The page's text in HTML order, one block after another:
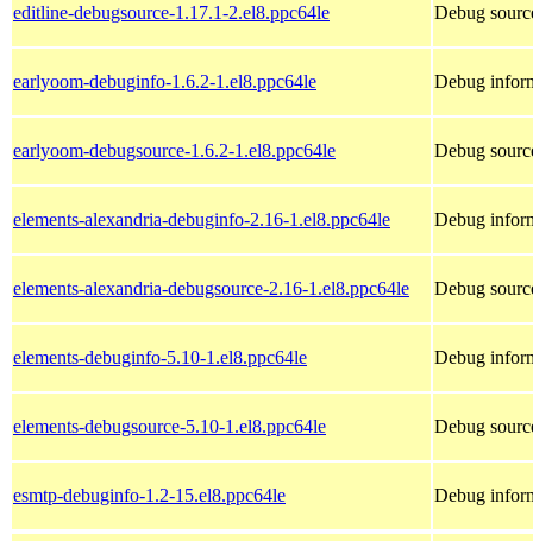
editline-debugsource-1.17.1-2.el8.ppc64le Debug
earlyoom-debuginfo-1.6.2-1.el8.ppc64le Debug
earlyoom-debugsource-1.6.2-1.el8.ppc64le Debug
elements-alexandria-debuginfo-2.16-1.el8.ppc64le Debug
elements-alexandria-debugsource-2.16-1.el8.ppc64le Debug
elements-debuginfo-5.10-1.el8.ppc64le Debug
elements-debugsource-5.10-1.el8.ppc64le Debug
esmtp-debuginfo-1.2-15.el8.ppc64le Debug